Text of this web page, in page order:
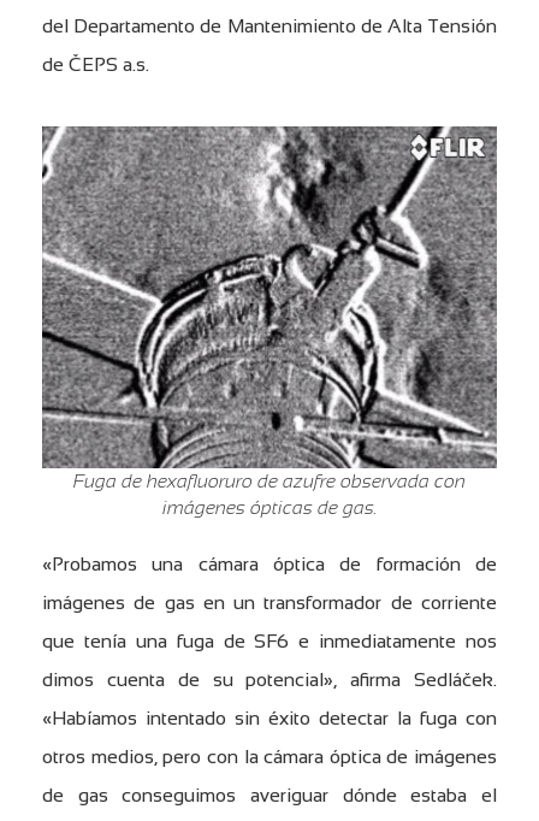
del Departamento de Mantenimiento de Alta Tensión
de ČEPS a.s.
Fuga de hexafluoruro de azufre observada con
imágenes ópticas de gas.
«Probamos una cámara óptica de formación de
imágenes de gas en un transformador de corriente
que tenía una fuga de SF6 e inmediatamente nos
dimos cuenta de su potencial», afirma Sedláček.
«Habíamos intentado sin éxito detectar la fuga con
otros medios, pero con la cámara óptica de imágenes
de gas conseguimos averiguar dónde estaba el